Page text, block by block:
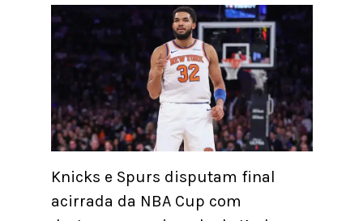
Knicks e Spurs disputam final
acirrada da NBA Cup com